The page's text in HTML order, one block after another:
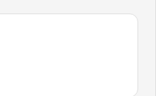
별점. 전체 리뷰: 285